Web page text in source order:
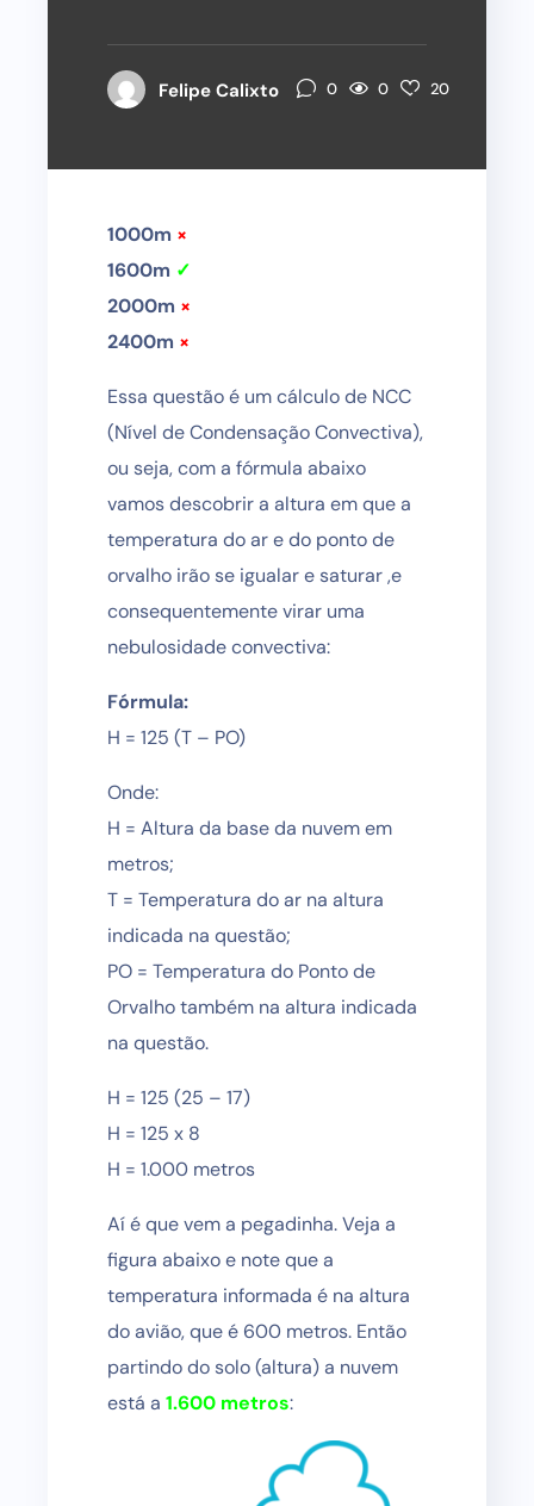
Felipe Calixto 0 0 20
1000m ×
1600m ✓
2000m ×
2400m ×
Essa questão é um cálculo de NCC
(Nível de Condensação Convectiva),
ou seja, com a fórmula abaixo
vamos descobrir a altura em que a
temperatura do ar e do ponto de
orvalho irão se igualar e saturar ,e
consequentemente virar uma
nebulosidade convectiva:
Fórmula:
H = 125 (T – PO)
Onde:
H = Altura da base da nuvem em
metros;
T = Temperatura do ar na altura
indicada na questão;
PO = Temperatura do Ponto de
Orvalho também na altura indicada
na questão.
H = 125 (25 – 17)
H = 125 x 8
H = 1.000 metros
Aí é que vem a pegadinha. Veja a
figura abaixo e note que a
temperatura informada é na altura
do avião, que é 600 metros. Então
partindo do solo (altura) a nuvem
está a 1.600 metros: